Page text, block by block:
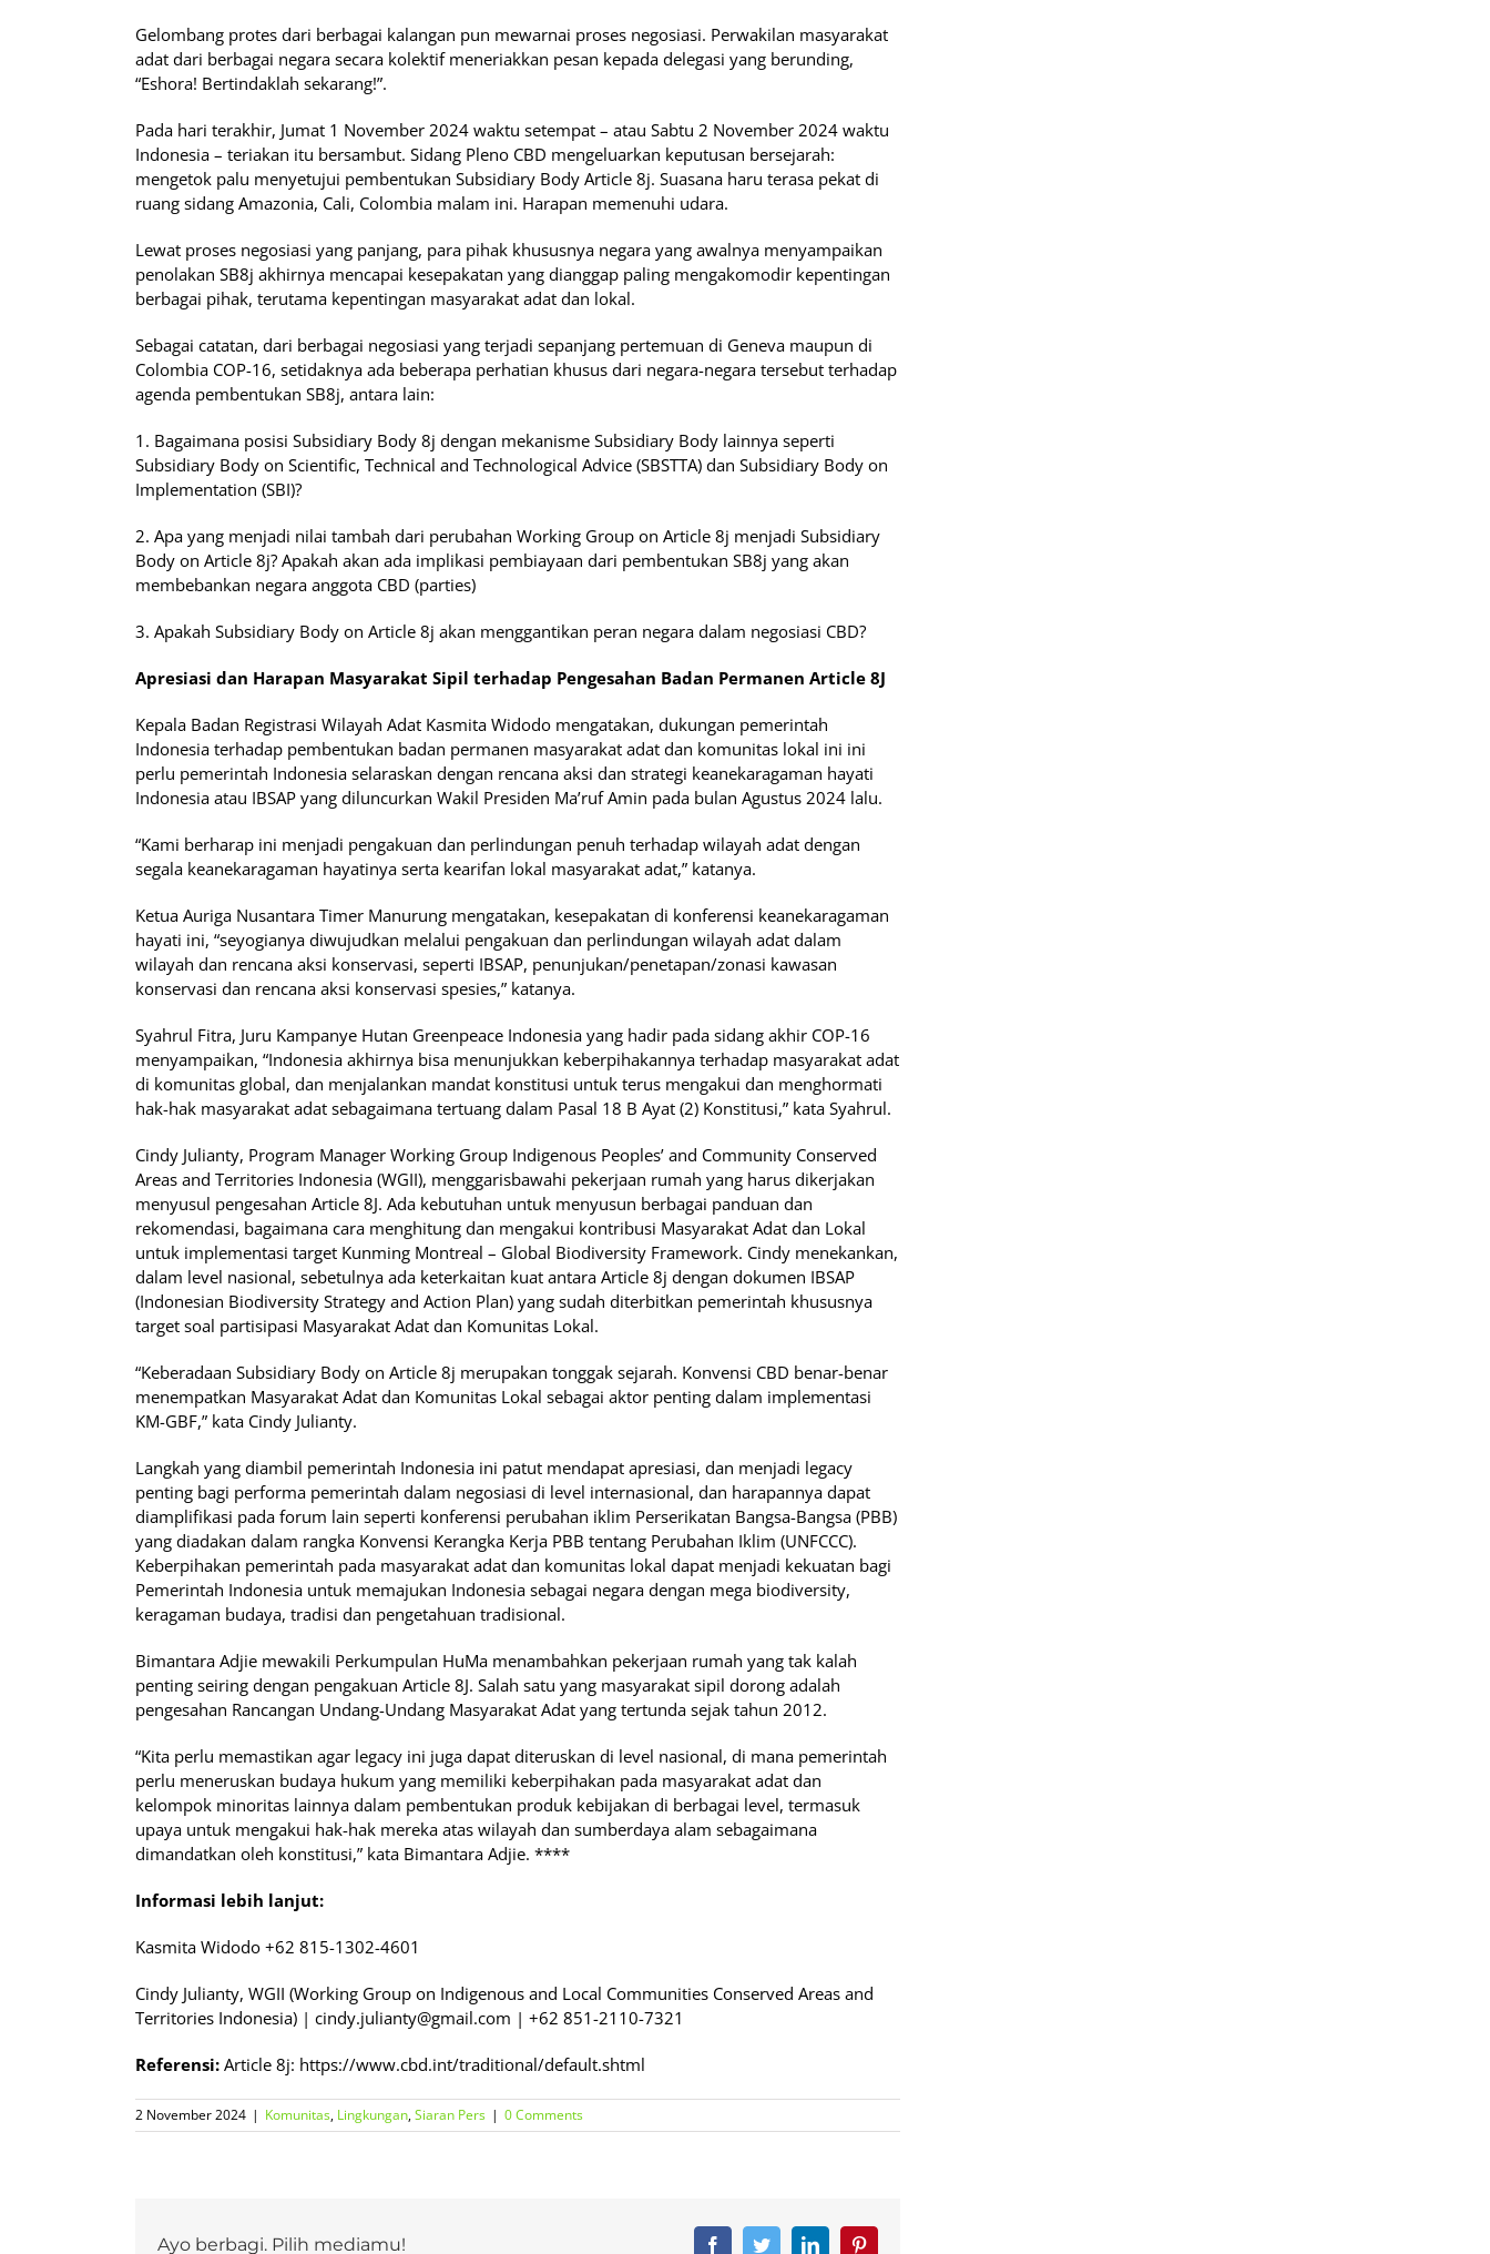
Gelombang protes dari berbagai kalangan pun mewarnai proses negosiasi. Perwakilan masyarakat
adat dari berbagai negara secara kolektif meneriakkan pesan kepada delegasi yang berunding,
“Eshora! Bertindaklah sekarang!”.
Pada hari terakhir, Jumat 1 November 2024 waktu setempat – atau Sabtu 2 November 2024 waktu
Indonesia – teriakan itu bersambut. Sidang Pleno CBD mengeluarkan keputusan bersejarah:
mengetok palu menyetujui pembentukan Subsidiary Body Article 8j. Suasana haru terasa pekat di
ruang sidang Amazonia, Cali, Colombia malam ini. Harapan memenuhi udara.
Lewat proses negosiasi yang panjang, para pihak khususnya negara yang awalnya menyampaikan
penolakan SB8j akhirnya mencapai kesepakatan yang dianggap paling mengakomodir kepentingan
berbagai pihak, terutama kepentingan masyarakat adat dan lokal.
Sebagai catatan, dari berbagai negosiasi yang terjadi sepanjang pertemuan di Geneva maupun di
Colombia COP-16, setidaknya ada beberapa perhatian khusus dari negara-negara tersebut terhadap
agenda pembentukan SB8j, antara lain:
1. Bagaimana posisi Subsidiary Body 8j dengan mekanisme Subsidiary Body lainnya seperti
Subsidiary Body on Scientific, Technical and Technological Advice (SBSTTA) dan Subsidiary Body on
Implementation (SBI)?
2. Apa yang menjadi nilai tambah dari perubahan Working Group on Article 8j menjadi Subsidiary
Body on Article 8j? Apakah akan ada implikasi pembiayaan dari pembentukan SB8j yang akan
membebankan negara anggota CBD (parties)
3. Apakah Subsidiary Body on Article 8j akan menggantikan peran negara dalam negosiasi CBD?
Apresiasi dan Harapan Masyarakat Sipil terhadap Pengesahan Badan Permanen Article 8J
Kepala Badan Registrasi Wilayah Adat Kasmita Widodo mengatakan, dukungan pemerintah
Indonesia terhadap pembentukan badan permanen masyarakat adat dan komunitas lokal ini ini
perlu pemerintah Indonesia selaraskan dengan rencana aksi dan strategi keanekaragaman hayati
Indonesia atau IBSAP yang diluncurkan Wakil Presiden Ma’ruf Amin pada bulan Agustus 2024 lalu.
“Kami berharap ini menjadi pengakuan dan perlindungan penuh terhadap wilayah adat dengan
segala keanekaragaman hayatinya serta kearifan lokal masyarakat adat,” katanya.
Ketua Auriga Nusantara Timer Manurung mengatakan, kesepakatan di konferensi keanekaragaman
hayati ini, “seyogianya diwujudkan melalui pengakuan dan perlindungan wilayah adat dalam
wilayah dan rencana aksi konservasi, seperti IBSAP, penunjukan/penetapan/zonasi kawasan
konservasi dan rencana aksi konservasi spesies,” katanya.
Syahrul Fitra, Juru Kampanye Hutan Greenpeace Indonesia yang hadir pada sidang akhir COP-16
menyampaikan, “Indonesia akhirnya bisa menunjukkan keberpihakannya terhadap masyarakat adat
di komunitas global, dan menjalankan mandat konstitusi untuk terus mengakui dan menghormati
hak-hak masyarakat adat sebagaimana tertuang dalam Pasal 18 B Ayat (2) Konstitusi,” kata Syahrul.
Cindy Julianty, Program Manager Working Group Indigenous Peoples’ and Community Conserved
Areas and Territories Indonesia (WGII), menggarisbawahi pekerjaan rumah yang harus dikerjakan
menyusul pengesahan Article 8J. Ada kebutuhan untuk menyusun berbagai panduan dan
rekomendasi, bagaimana cara menghitung dan mengakui kontribusi Masyarakat Adat dan Lokal
untuk implementasi target Kunming Montreal – Global Biodiversity Framework. Cindy menekankan,
dalam level nasional, sebetulnya ada keterkaitan kuat antara Article 8j dengan dokumen IBSAP
(Indonesian Biodiversity Strategy and Action Plan) yang sudah diterbitkan pemerintah khususnya
target soal partisipasi Masyarakat Adat dan Komunitas Lokal.
“Keberadaan Subsidiary Body on Article 8j merupakan tonggak sejarah. Konvensi CBD benar-benar
menempatkan Masyarakat Adat dan Komunitas Lokal sebagai aktor penting dalam implementasi
KM-GBF,” kata Cindy Julianty.
Langkah yang diambil pemerintah Indonesia ini patut mendapat apresiasi, dan menjadi legacy
penting bagi performa pemerintah dalam negosiasi di level internasional, dan harapannya dapat
diamplifikasi pada forum lain seperti konferensi perubahan iklim Perserikatan Bangsa-Bangsa (PBB)
yang diadakan dalam rangka Konvensi Kerangka Kerja PBB tentang Perubahan Iklim (UNFCCC).
Keberpihakan pemerintah pada masyarakat adat dan komunitas lokal dapat menjadi kekuatan bagi
Pemerintah Indonesia untuk memajukan Indonesia sebagai negara dengan mega biodiversity,
keragaman budaya, tradisi dan pengetahuan tradisional.
Bimantara Adjie mewakili Perkumpulan HuMa menambahkan pekerjaan rumah yang tak kalah
penting seiring dengan pengakuan Article 8J. Salah satu yang masyarakat sipil dorong adalah
pengesahan Rancangan Undang-Undang Masyarakat Adat yang tertunda sejak tahun 2012.
“Kita perlu memastikan agar legacy ini juga dapat diteruskan di level nasional, di mana pemerintah
perlu meneruskan budaya hukum yang memiliki keberpihakan pada masyarakat adat dan
kelompok minoritas lainnya dalam pembentukan produk kebijakan di berbagai level, termasuk
upaya untuk mengakui hak-hak mereka atas wilayah dan sumberdaya alam sebagaimana
dimandatkan oleh konstitusi,” kata Bimantara Adjie. ****
Informasi lebih lanjut:
Kasmita Widodo +62 815-1302-4601
Cindy Julianty, WGII (Working Group on Indigenous and Local Communities Conserved Areas and
Territories Indonesia) | cindy.julianty@gmail.com | +62 851-2110-7321
Referensi: Article 8j: https://www.cbd.int/traditional/default.shtml
2 November 2024 | Komunitas, Lingkungan,Siaran Pers | 0 Comments
Ayo berbagi. Pilih mediamu! FacebookTwitterLinkedIn